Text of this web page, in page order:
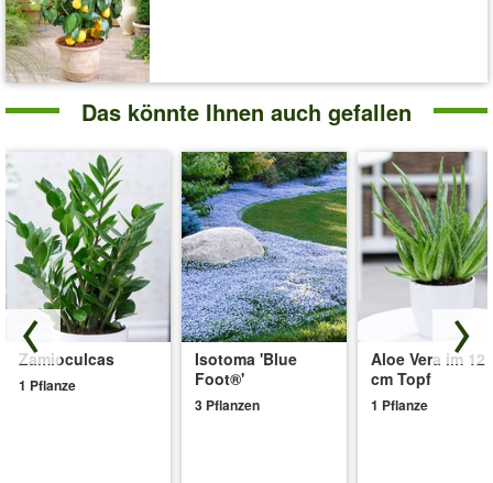
Das könnte Ihnen auch gefallen
Zamioculcas
1 Pflanze
Isotoma 'Blue
Foot®'
3 Pflanzen
Aloe Vera im 12
cm Topf
1 Pflanze